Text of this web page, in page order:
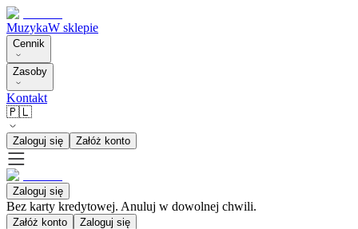
MuzykaW sklepie
Cennik
Zasoby
Kontakt
🇵🇱
Zaloguj się Załóż konto
Zaloguj się
Bez karty kredytowej. Anuluj w dowolnej chwili.
Załóż konto Zaloguj się